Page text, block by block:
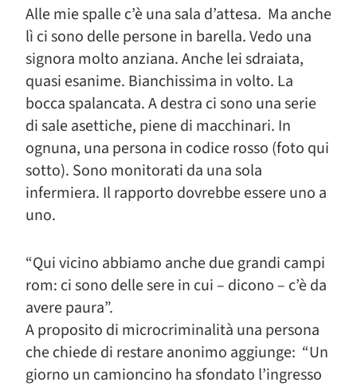
Alle mie spalle c’è una sala d’attesa. Ma anche
lì ci sono delle persone in barella. Vedo una
signora molto anziana. Anche lei sdraiata,
quasi esanime. Bianchissima in volto. La
bocca spalancata. A destra ci sono una serie
di sale asettiche, piene di macchinari. In
ognuna, una persona in codice rosso (foto qui
sotto). Sono monitorati da una sola
infermiera. Il rapporto dovrebbe essere uno a
uno.
“Qui vicino abbiamo anche due grandi campi
rom: ci sono delle sere in cui – dicono – c’è da
avere paura”.
A proposito di microcriminalità una persona
che chiede di restare anonimo aggiunge: “Un
giorno un camioncino ha sfondato l’ingresso